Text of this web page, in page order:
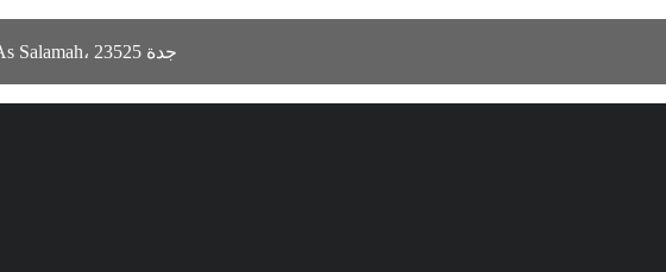
Building No. 7051, Prince Sultan Road, As Salamah، جدة 23525